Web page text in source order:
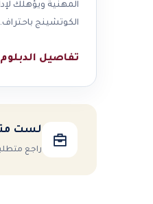
المهنية ويؤهلك
الكوتشينج باحتراف.
تفاصيل الدبلوم
لست
راجع